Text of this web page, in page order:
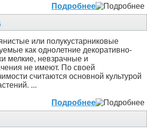
Подробнее
или полукустарниковые
как однолетние декоративно-
мелкие, невзрачные и
не имеют. По своей
считаются основной культурой
...
Подробнее